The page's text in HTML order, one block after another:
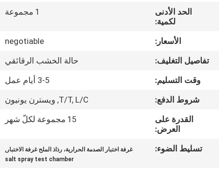
في
المعمل
اتصل
أخبار
الحد الأدنى
لكمية:
1 مجموعة
الأسعار:
negotiable
تفاصيل التغليف:
حالة الخشب الرقائقي
وقت التسليم:
3-5 أيام عمل
شروط الدفع:
T/T, L/C, ويسترن يونيون
القدرة على
العرض:
15 مجموعة لكلّ شهر
تسليط الضوء: غرفة اختبار الصدمة الحرارية، رذاذ الملح غرفة الاختبار ,
salt spray test chamber